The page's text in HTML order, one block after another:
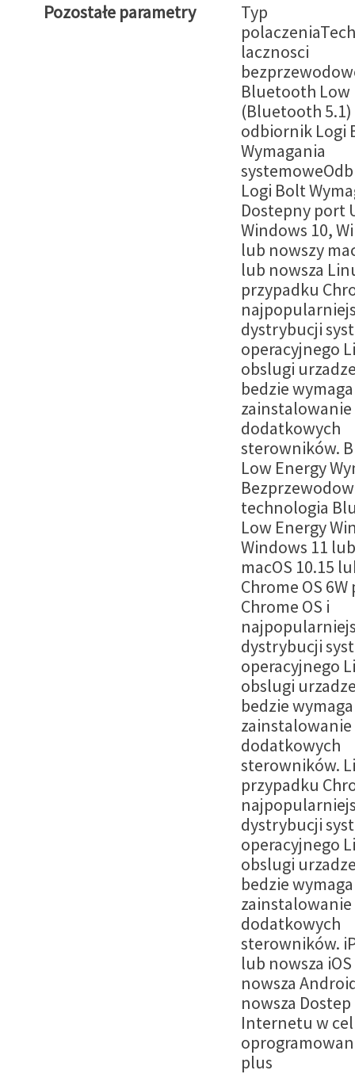
Pozostałe parametry
Typ
lacznosci
Bluetooth Low
(Bluetooth
odbiornik Logi
Wymagania
Logi Bolt
Dostepny port
Windows 10,
lub nowszy
lub nowsza
przypadku
dystrybucji
operacyjnego
obslugi
bedzie
zainstalowanie
dodatkowych
sterowników.
Low Energy
technologia
Low Energy
Windows 11
macOS 10.15
Chrome OS
Chrome OS i
dystrybucji
operacyjnego
obslugi
bedzie
zainstalowanie
dodatkowych
sterowników.
przypadku
dystrybucji
operacyjnego
obslugi
bedzie
zainstalowanie
dodatkowych
sterowników.
lub nowsza
nowsza
nowsza
Internetu w
plus